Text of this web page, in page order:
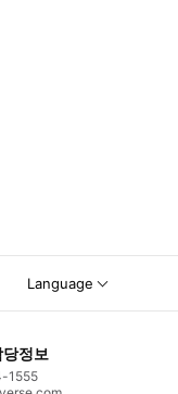
Language
정보
1555